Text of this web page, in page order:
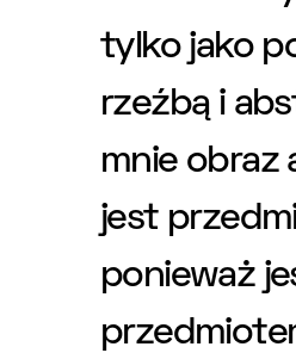
tylko jako
rzeźbą i
mnie obraz
jest
ponieważ